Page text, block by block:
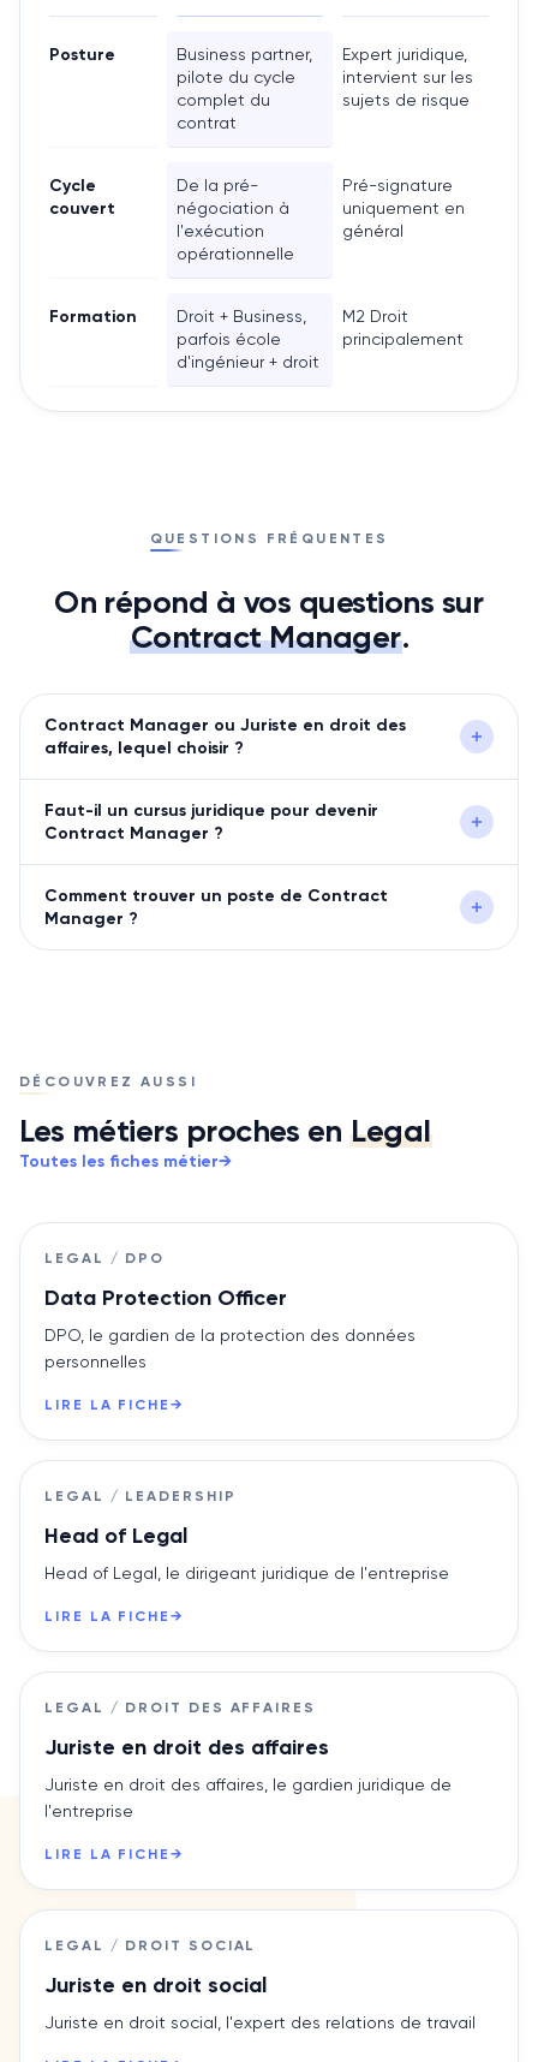
Posture
Business partner,
pilote du cycle
complet du
contrat
Expert juridique,
intervient sur les
sujets de risque
Cycle
couvert
De la pré-
négociation à
l'exécution
opérationnelle
Pré-signature
uniquement en
général
Formation
Droit + Business,
parfois école
d'ingénieur + droit
M2 Droit
principalement
QUESTIONS FRÉQUENTES
On répond à vos questions sur
Contract Manager.
Contract Manager ou Juriste en droit des
affaires, lequel choisir ?
Faut-il un cursus juridique pour devenir
Contract Manager ?
Comment trouver un poste de Contract
Manager ?
DÉCOUVREZ AUSSI
Les métiers proches en Legal
Toutes les fiches métier→
LEGAL / DPO
Data Protection Officer
DPO, le gardien de la protection des données
personnelles
LIRE LA FICHE →
LEGAL / LEADERSHIP
Head of Legal
Head of Legal, le dirigeant juridique de l'entreprise
LIRE LA FICHE →
LEGAL / DROIT DES AFFAIRES
Juriste en droit des affaires
Juriste en droit des affaires, le gardien juridique de
l'entreprise
LIRE LA FICHE →
LEGAL / DROIT SOCIAL
Juriste en droit social
Juriste en droit social, l'expert des relations de travail